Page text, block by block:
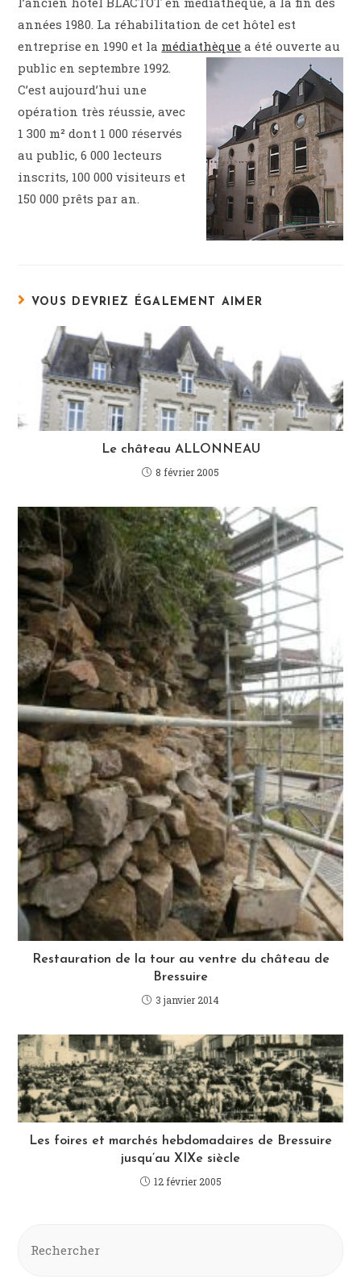
années 1980. La réhabilitation de cet hôtel est
entreprise en 1990 et la médiathèque a été ouverte au
public en septembre 1992.
C’est aujourd’hui une
opération très réussie, avec
1 300 m² dont 1 000 réservés
au public, 6 000 lecteurs
inscrits, 100 000 visiteurs et
150 000 prêts par an.
VOUS DEVRIEZ ÉGALEMENT AIMER
Le château ALLONNEAU
8 février 2005
Restauration de la tour au ventre du château de
Bressuire
3 janvier 2014
Les foires et marchés hebdomadaires de Bressuire
jusqu’au XIXe siècle
12 février 2005